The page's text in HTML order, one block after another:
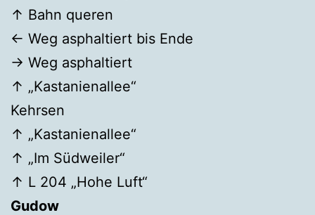
↑ Bahn queren
← Weg asphaltiert bis Ende
→ Weg asphaltiert
↑ „Kastanienallee“
Kehrsen
↑ „Kastanienallee“
↑ „Im Südweiler“
↑ L 204 „Hohe Luft“
Gudow